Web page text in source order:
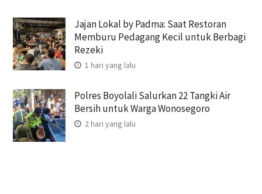
Jajan Lokal by Padma: Saat Restoran
Memburu Pedagang Kecil untuk Berbagi
Rezeki
1 hari yang lalu
Polres Boyolali Salurkan 22 Tangki Air
Bersih untuk Warga Wonosegoro
2 hari yang lalu